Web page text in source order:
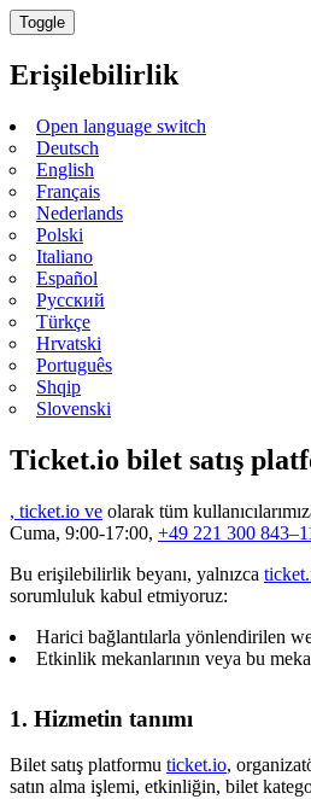
Toggle
Erişilebilirlik
Open language switch
Deutsch
English
Français
Nederlands
Polski
Italiano
Español
Русский
Türkçe
Hrvatski
Português
Shqip
Slovenski
Ticket.io bilet satış
, ticket.io ve olarak tüm
Cuma, 9:00-17:00, +49 221 300
Bu erişilebilirlik beyanı, yalnızca
sorumluluk kabul etmiyoruz:
Harici bağlantılarla yönlendirilen
Etkinlik mekanlarının veya bu
1. Hizmetin tanımı
Bilet satış platformu ticket.io,
satın alma işlemi, etkinliğin, bilet